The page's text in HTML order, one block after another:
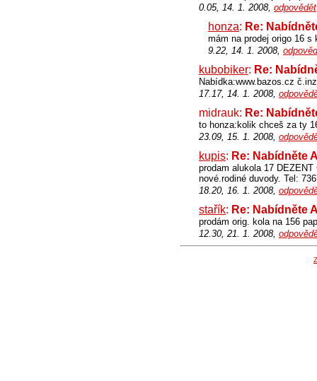
0.05, 14. 1. 2008, odpovědět
honza: Re:
mám na prodej origo 16
9.22, 14. 1. 2008,
kubobiker: Re:
Nabídka:www.bazos.cz
17.17, 14. 1. 2008,
midrauk: Re:
to honza:kolik chceš za ty
23.09, 15. 1. 2008,
kupis: Re: Nabídněte
prodam alukola 17
nové.rodiné duvody. Tel:
18.20, 16. 1. 2008,
stařík: Re: Nabídněte
prodám orig. kola na 156
12.30, 21. 1. 2008,